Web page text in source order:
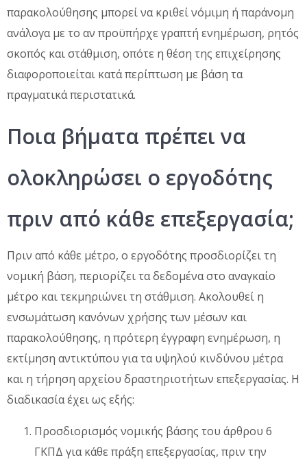
παρακολούθησης μπορεί να κριθεί νόμιμη ή παράνομη
ανάλογα με το αν προϋπήρχε γραπτή ενημέρωση, ρητός
σκοπός και στάθμιση, οπότε η θέση της επιχείρησης
διαφοροποιείται κατά περίπτωση με βάση τα
πραγματικά περιστατικά.
Ποια βήματα πρέπει να
ολοκληρώσει ο εργοδότης
πριν από κάθε επεξεργασία;
Πριν από κάθε μέτρο, ο εργοδότης προσδιορίζει τη
νομική βάση, περιορίζει τα δεδομένα στο αναγκαίο
μέτρο και τεκμηριώνει τη στάθμιση. Ακολουθεί η
ενσωμάτωση κανόνων χρήσης των μέσων και
παρακολούθησης, η πρότερη έγγραφη ενημέρωση, η
εκτίμηση αντικτύπου για τα υψηλού κινδύνου μέτρα
και η τήρηση αρχείου δραστηριοτήτων επεξεργασίας. Η
διαδικασία έχει ως εξής:
Προσδιορισμός νομικής βάσης του άρθρου 6
ΓΚΠΔ για κάθε πράξη επεξεργασίας, πριν την